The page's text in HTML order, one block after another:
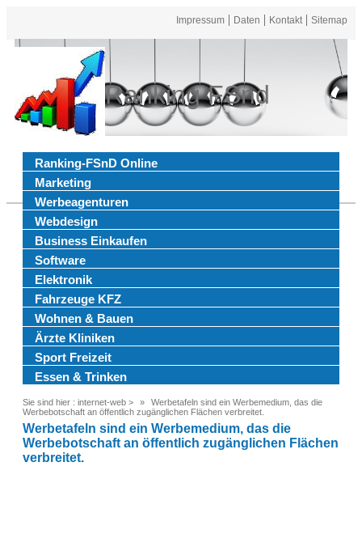
Impressum Daten Kontakt Sitemap
Ranking FSnd
Ranking-FSnD Online
Marketing
Werbeagenturen
Webdesign
Business Einkaufen
Software
Elektronik
Fahrzeuge KFZ
Wohnen & Bauen
Ärzte Kliniken
Sport Freizeit
Essen & Trinken
Sie sind hier : internet-web >
Werbetafeln sind ein Werbemedium, das die
Werbebotschaft an öffentlich zugänglichen Flächen verbreitet.
Werbetafeln sind ein Werbemedium, das die
Werbebotschaft an öffentlich zugänglichen Flächen
verbreitet.